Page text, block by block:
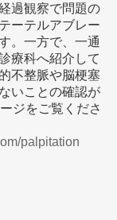
過観察で問題の
ーテルアブレー
。一方で、一通
療科へ紹介して
不整脈や脳梗塞
いことの確認が
ジをご覧くださ
palpitation